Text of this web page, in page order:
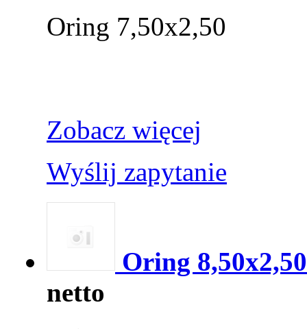
Oring 7,50x2,50
Zobacz więcej
Wyślij zapytanie
Oring 8,50x2,50
netto